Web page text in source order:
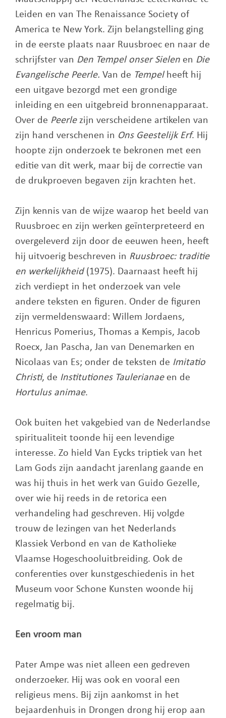
Leiden en van The Renaissance Society of
America te New York. Zijn belangstelling ging
in de eerste plaats naar Ruusbroec en naar de
schrijfster van Den Tempel onser Sielen en Die
Evangelische Peerle. Van de Tempelheeft hij
een uitgave bezorgd met een grondige
inleiding en een uitgebreid bronnenapparaat.
Over de Peerlezijn verscheidene artikelen van
zijn hand verschenen in Ons Geestelijk Erf. Hij
hoopte zijn onderzoek te bekronen met een
editie van dit werk, maar bij de correctie van
de drukproeven begaven zijn krachten het.
Zijn kennis van de wijze waarop het beeld van
Ruusbroec en zijn werken geïnterpreteerd en
overgeleverd zijn door de eeuwen heen, heeft
hij uitvoerig beschreven in Ruusbroec: traditie
en werkelijkheid (1975). Daarnaast heeft hij
zich verdiept in het onderzoek van vele
andere teksten en figuren. Onder de figuren
zijn vermeldenswaard: Willem Jordaens,
Henricus Pomerius, Thomas a Kempis, Jacob
Roecx, Jan Pascha, Jan van Denemarken en
Nicolaas van Es; onder de teksten de Imitatio
Christi, de Institutiones Taulerianaeen de
Hortulus animae.
Ook buiten het vakgebied van de Nederlandse
spiritualiteit toonde hij een levendige
interesse. Zo hield Van Eycks triptiek van het
Lam Gods zijn aandacht jarenlang gaande en
was hij thuis in het werk van Guido Gezelle,
over wie hij reeds in de retorica een
verhandeling had geschreven. Hij volgde
trouw de lezingen van het Nederlands
Klassiek Verbond en van de Katholieke
Vlaamse Hogeschooluitbreiding. Ook de
conferenties over kunstgeschiedenis in het
Museum voor Schone Kunsten woonde hij
regelmatig bij.
Een vroom man
Pater Ampe was niet alleen een gedreven
onderzoeker. Hij was ook en vooral een
religieus mens. Bij zijn aankomst in het
bejaardenhuis in Drongen drong hij erop aan